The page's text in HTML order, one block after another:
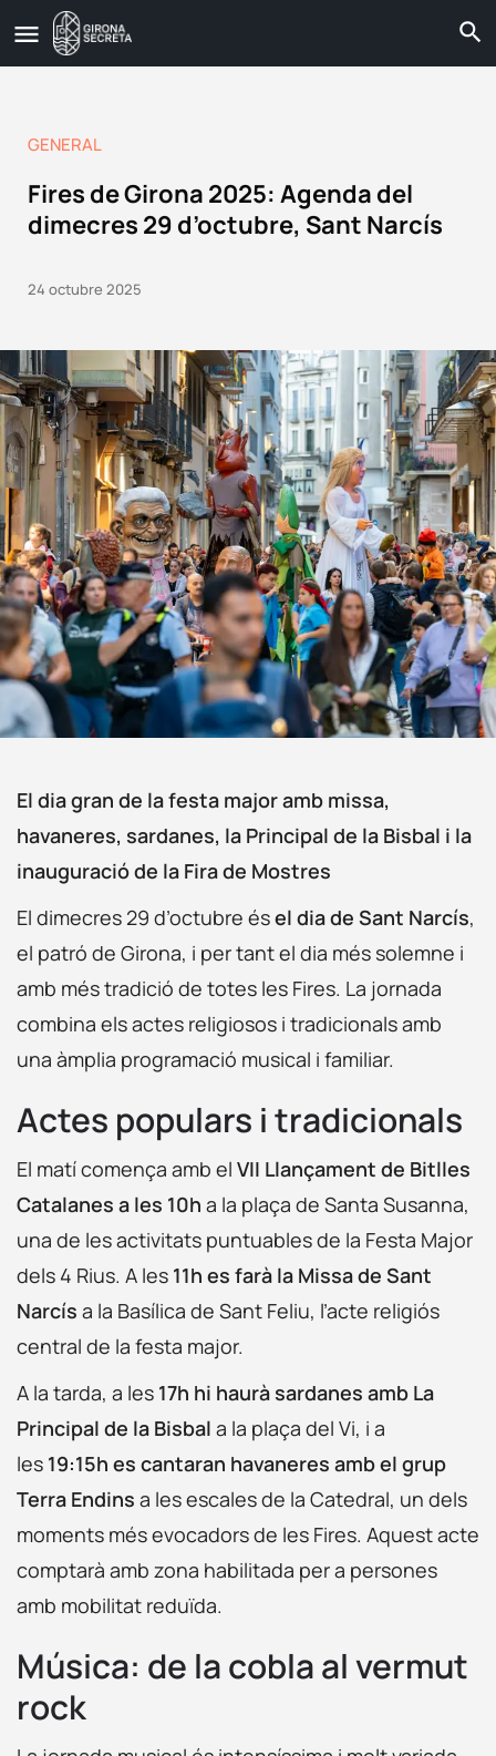
GENERAL
Fires de Girona 2025: Agenda del
dimecres 29 d’octubre, Sant Narcís
24 octubre 2025
El dia gran de la festa major amb missa,
havaneres, sardanes, la Principal de la Bisbal i la
inauguració de la Fira de Mostres
El dimecres 29 d’octubre ésel dia de Sant Narcís,
el patró de Girona, i per tant el dia més solemne i
amb més tradició de totes les Fires. La jornada
combina els actes religiosos i tradicionals amb
una àmplia programació musical i familiar.
Actes populars i tradicionals
El matí comença amb el VII Llançament de Bitlles
Catalanes a les 10h a la plaça de Santa Susanna,
una de les activitats puntuables de la Festa Major
dels 4 Rius. A les 11h es farà la Missa de Sant
Narcís a la Basílica de Sant Feliu, l’acte religiós
central de la festa major.
A la tarda, a les 17h hi haurà sardanes amb La
Principal de la Bisbal a la plaça del Vi, i a
les 19:15h es cantaran havaneres amb el grup
Terra Endins a les escales de la Catedral, un dels
moments més evocadors de les Fires. Aquest acte
comptarà amb zona habilitada per a persones
amb mobilitat reduïda.
Música: de la cobla al vermut
rock